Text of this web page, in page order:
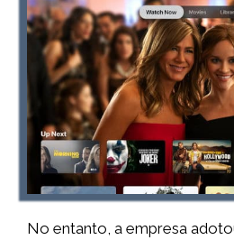
No entanto, a empresa